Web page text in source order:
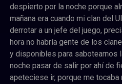
despierto por la noche porque
mañana era cuando mi clan del
derrotar a un jefe del juego,
hora no habría gente de los
y disponibles para sabotearnos
noche pasar de salir por ahí de
apeteciese ir, porque me tocaba